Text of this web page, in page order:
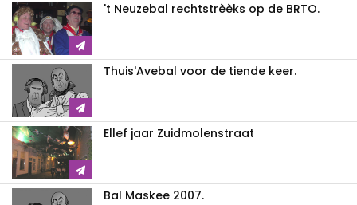
't Neuzebal rechtstrèèks op de BRTO.
Thuis'Avebal voor de tiende keer.
Ellef jaar Zuidmolenstraat
Bal Maskee 2007.